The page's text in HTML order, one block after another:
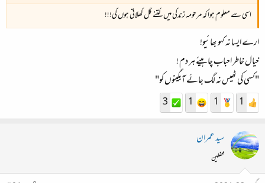
اسی سے معلوم ہوا کہ مرحومہ زندگی میں کتنے گل کھلاتی ہوں گی!!!
ارے ایسا نہ کہو بھائیو!
خیال خاطر احباب چاہیئے ہر دم !
"کسی کی ٹھیس نہ لگ جائے آبگینوں کو"
1
1
1
3
سید عمران
محفلین